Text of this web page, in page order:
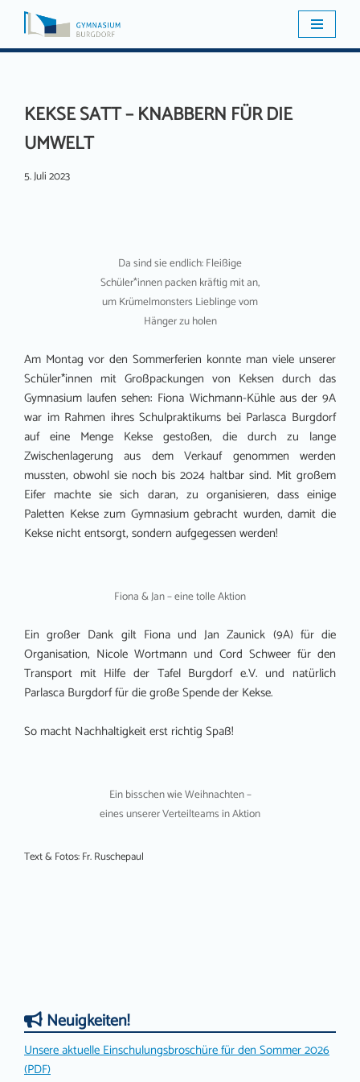
Zum
KEKSE SATT – KNABBERN FÜR DIE
UMWELT
5. Juli 2023
Da sind sie endlich: Fleißige
Schüler*innen packen kräftig mit an,
um Krümelmonsters Lieblinge vom
Hänger zu holen
Am Montag vor den Sommerferien konnte man viele unserer
Schüler*innen mit Großpackungen von Keksen durch das
Gymnasium laufen sehen: Fiona Wichmann-Kühle aus der 9A
war im Rahmen ihres Schulpraktikums bei Parlasca Burgdorf
auf eine Menge Kekse gestoßen, die durch zu lange
Zwischenlagerung aus dem Verkauf genommen werden
mussten, obwohl sie noch bis 2024 haltbar sind. Mit großem
Eifer machte sie sich daran, zu organisieren, dass einige
Paletten Kekse zum Gymnasium gebracht wurden, damit die
Kekse nicht entsorgt, sondern aufgegessen werden!
Fiona & Jan – eine tolle Aktion
Ein großer Dank gilt Fiona und Jan Zaunick (9A) für die
Organisation, Nicole Wortmann und Cord Schweer für den
Transport mit Hilfe der Tafel Burgdorf e.V. und natürlich
Parlasca Burgdorf für die große Spende der Kekse.
So macht Nachhaltigkeit erst richtig Spaß!
Ein bisschen wie Weihnachten –
eines unserer Verteilteams in Aktion
Text & Fotos: Fr. Ruschepaul
Neuigkeiten!
Unsere aktuelle Einschulungsbroschüre für den Sommer 2026
(PDF)